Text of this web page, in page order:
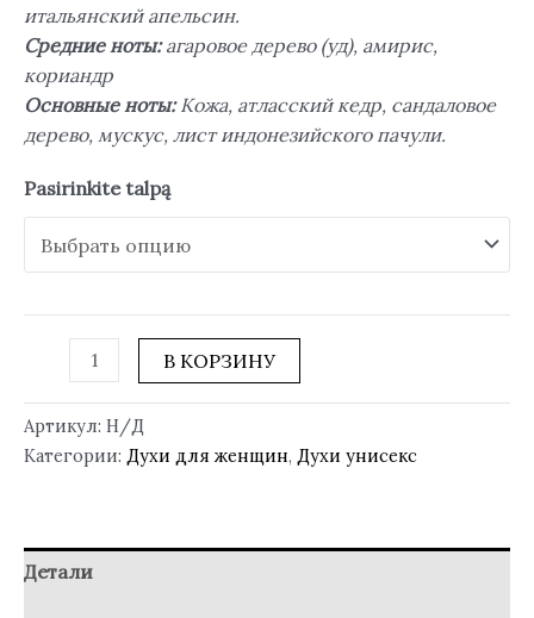
итальянский апельсин.
Средние ноты:агаровое дерево (уд), амирис,
кориандр
Основные ноты:Кожа, атласский кедр, сандаловое
дерево, мускус, лист индонезийского пачули.
Pasirinkite talpą
В КОРЗИНУ
Артикул: Н/Д
Категории: Духи для женщин, Духи унисекс
Детали